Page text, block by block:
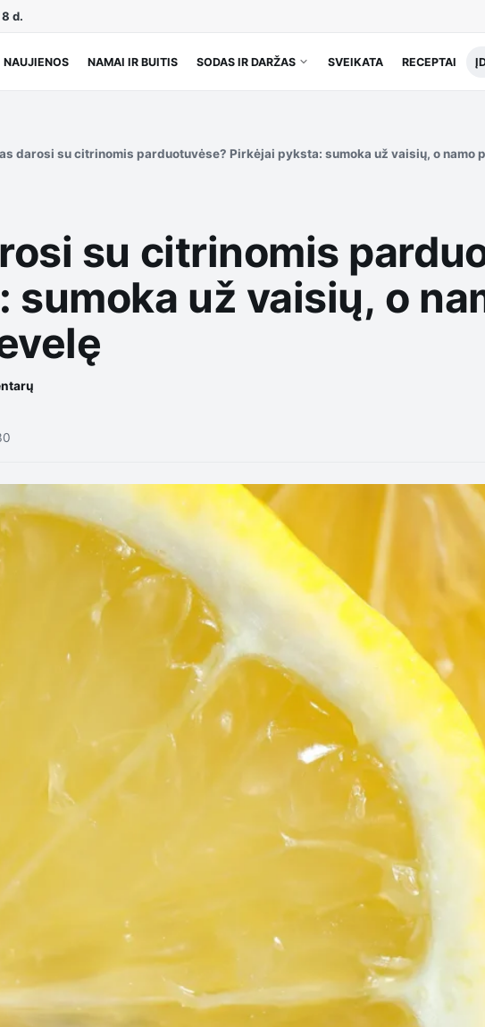
d.
NAUJIENOS NAMAI IR BUITIS SODAS IR DARŽAS SVEIKATA RECEPTAI
darosi su citrinomis parduotuvėse? Pirkėjai pyksta: sumoka už vaisių, o namo
su citrinomis
sumoka už vaisių, o